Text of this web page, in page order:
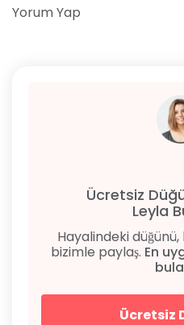
Yorum Yap
Ücretsiz
Leyla
Hayalindeki
bizimle paylaş. En
Ücretsiz